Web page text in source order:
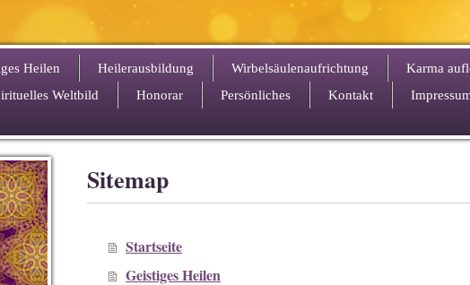
Heilen Heilerausbildung Wirbelsäulenaufrichtung Karma
Weltbild Honorar Persönliches Kontakt
Sitemap
Startseite
Geistiges Heilen